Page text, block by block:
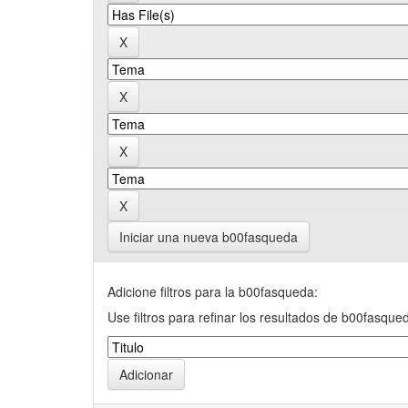
Iniciar una nueva b00fasqueda
Adicione filtros para la b00fasqueda:
Use filtros para refinar los resultados de